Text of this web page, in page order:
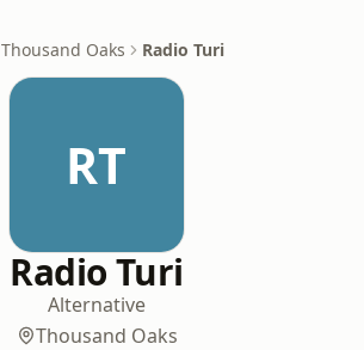
Thousand Oaks Radio Turi
RT
Radio Turi
Alternative
Thousand Oaks